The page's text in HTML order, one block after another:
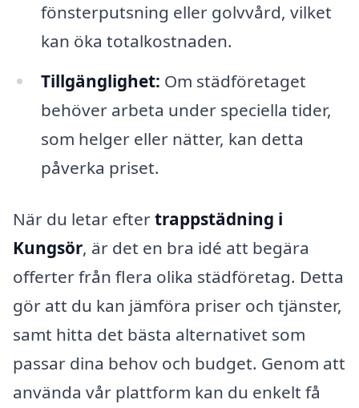
fönsterputsning eller golvvård, vilket
kan öka totalkostnaden.
Tillgänglighet: Om städföretaget
behöver arbeta under speciella tider,
som helger eller nätter, kan detta
påverka priset.
När du letar eftertrappstädning i
Kungsör, är det en bra idé att begära
offerter från flera olika städföretag. Detta
gör att du kan jämföra priser och tjänster,
samt hitta det bästa alternativet som
passar dina behov och budget. Genom att
använda vår plattform kan du enkelt få